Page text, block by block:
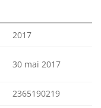
2017
30 mai 2017
2365190219